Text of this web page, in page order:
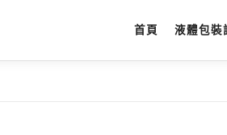
首頁 液體包裝